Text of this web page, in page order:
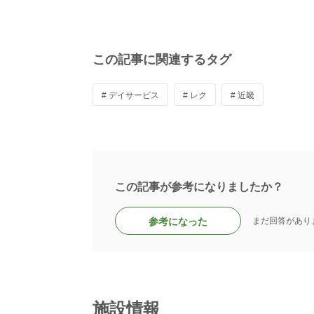
この記事に関連するタグ
# デイサービス # レク # 近畿
この記事が参考になりましたか？
参考になった まだ回答があり
施設情報